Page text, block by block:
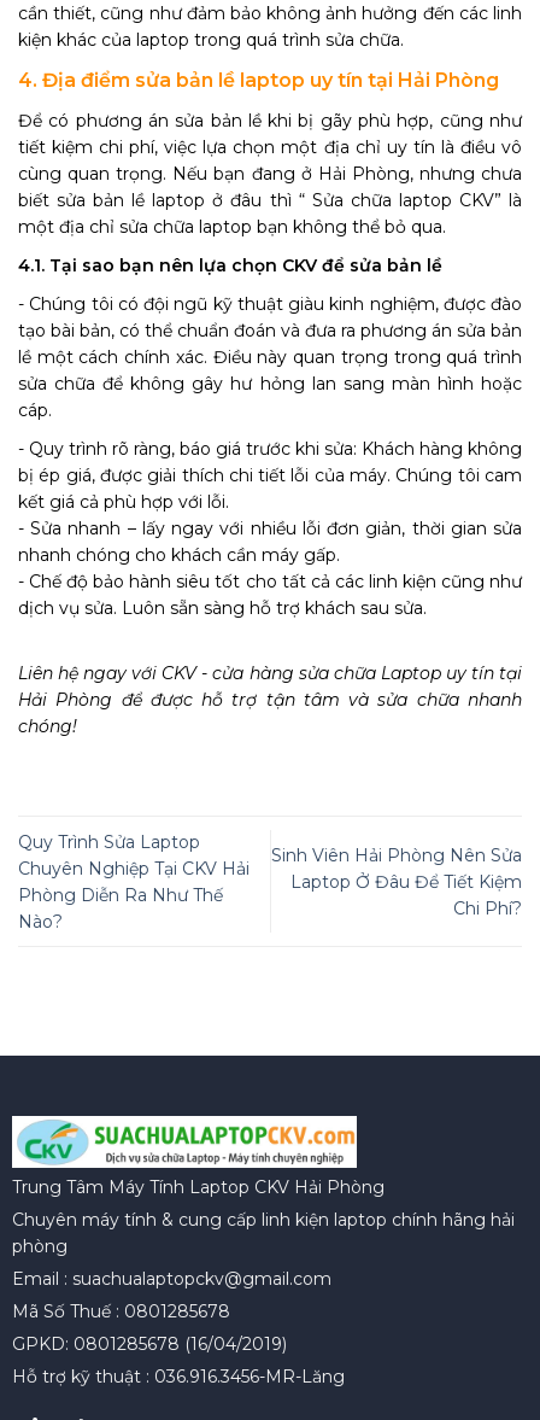
cần thiết, cũng như đảm bảo không ảnh hưởng đến các linh
kiện khác của laptop trong quá trình sửa chữa.
4. Địa điểm sửa bản lề laptop uy tín tại Hải Phòng
Để có phương án sửa bản lề khi bị gãy phù hợp, cũng như
tiết kiệm chi phí, việc lựa chọn một địa chỉ uy tín là điều vô
cùng quan trọng. Nếu bạn đang ở Hải Phòng, nhưng chưa
biết sửa bản lề laptop ở đâu thì “ Sửa chữa laptop CKV” là
một địa chỉ sửa chữa laptop bạn không thể bỏ qua.
4.1. Tại sao bạn nên lựa chọn CKV để sửa bản lề
- Chúng tôi có đội ngũ kỹ thuật giàu kinh nghiệm, được đào
tạo bài bản, có thể chuẩn đoán và đưa ra phương án sửa bản
lề một cách chính xác. Điều này quan trọng trong quá trình
sửa chữa để không gây hư hỏng lan sang màn hình hoặc
cáp.
- Quy trình rõ ràng, báo giá trước khi sửa: Khách hàng không
bị ép giá, được giải thích chi tiết lỗi của máy. Chúng tôi cam
kết giá cả phù hợp với lỗi.
- Sửa nhanh – lấy ngay với nhiều lỗi đơn giản, thời gian sửa
nhanh chóng cho khách cần máy gấp.
- Chế độ bảo hành siêu tốt cho tất cả các linh kiện cũng như
dịch vụ sửa. Luôn sẵn sàng hỗ trợ khách sau sửa.
Liên hệ ngay với CKV - cửa hàng sửa chữa Laptop uy tín tại
Hải Phòng để được hỗ trợ tận tâm và sửa chữa nhanh
chóng!
Quy Trình Sửa Laptop
Chuyên Nghiệp Tại CKV Hải
Phòng Diễn Ra Như Thế
Nào?
Sinh Viên Hải Phòng Nên Sửa
Laptop Ở Đâu Để Tiết Kiệm
Chi Phí?
Trung Tâm Máy Tính Laptop CKV Hải Phòng
Chuyên máy tính & cung cấp linh kiện laptop chính hãng hải
phòng
Email : suachualaptopckv@gmail.com
Mã Số Thuế : 0801285678
GPKD: 0801285678 (16/04/2019)
Hỗ trợ kỹ thuật : 036.916.3456-MR-Lăng